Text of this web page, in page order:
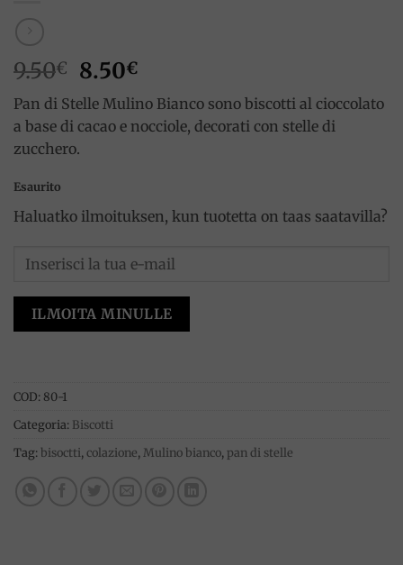
9.50€ Il
prezzo
originale
era:
9.50€.
8.50€Il
prezzo
attuale
è:
Pan di Stelle Mulino Bianco sono biscotti al cioccolato
a base di cacao e nocciole, decorati con stelle di
zucchero.
Esaurito
Haluatko ilmoituksen, kun tuotetta on taas saatavilla?
ILMOITA MINULLE
COD: 80-1
Categoria: Biscotti
Tag: bisoctti, colazione, Mulino bianco, pan di stelle